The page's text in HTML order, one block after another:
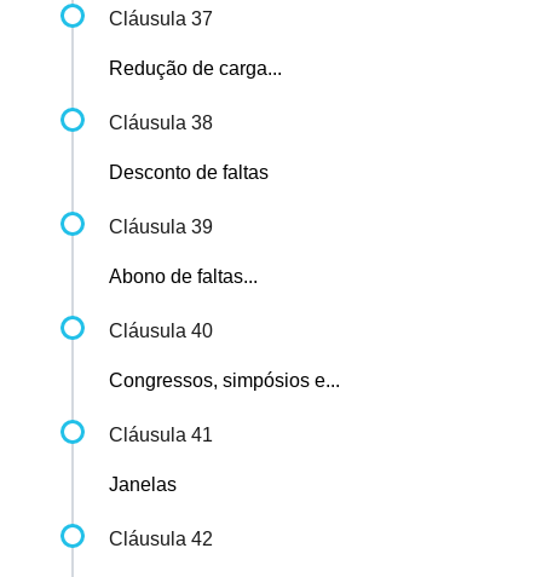
Cláusula 37
Redução de carga...
Cláusula 38
Desconto de faltas
Cláusula 39
Abono de faltas...
Cláusula 40
Congressos, simpósios e...
Cláusula 41
Janelas
Cláusula 42